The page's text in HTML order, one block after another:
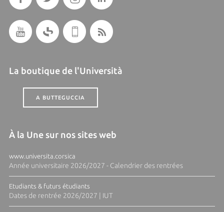
La boutique de l'Università
A BUTTEGUCCIA
À la Une sur nos sites web
www.universita.corsica
Année universitaire 2026/2027 - Calendrier des rentrées
Etudiants & futurs étudiants
Dates de rentrée 2026/2027 | IUT